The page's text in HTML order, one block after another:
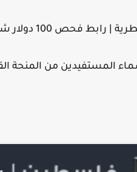
المستفيدين من المنحة